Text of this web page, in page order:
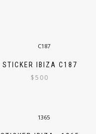
STICKER IBIZA C187
$500